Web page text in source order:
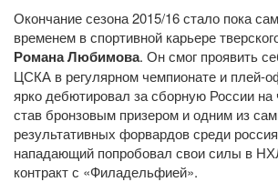
Окончание сезона 2015/16 стало пока
временем в спортивной карьере
Романа Любимова. Он смог проявить
ЦСКА в регулярном чемпионате и плей-
ярко дебютировал за сборную России на
став бронзовым призером и одним из
результативных форвардов среди
нападающий попробовал свои силы в
контракт с «Филадельфией».